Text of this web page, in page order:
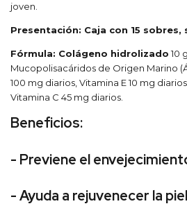
joven.
Presentación: Caja con 15 sobres,
Fórmula: Colágeno hidrolizado10
Mucopolisacáridos de Origen Marino
100 mg diarios, Vitamina E 10 mg
Vitamina C 45 mg diarios.
Beneficios:
- Previene el
- Ayuda a rejuvenecer la piel